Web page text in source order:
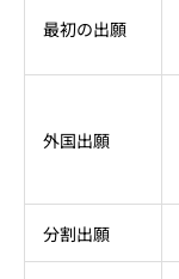
最初の出願
外国出願
分割出願